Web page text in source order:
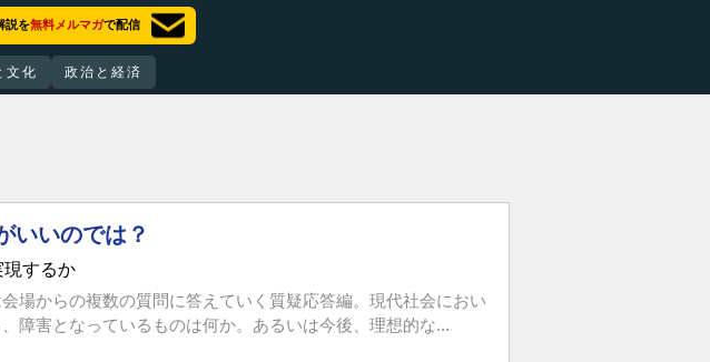
説を無料メルマガで配信
文化 政治と経済
いいのでは？
するか
場からの複数の質問に答えていく質疑応答編。現代社会におい
障害となっているものは何か。あるいは今後、理想的な...